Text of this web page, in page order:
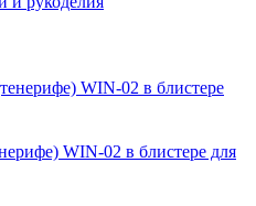
WIN-02 в блистере для